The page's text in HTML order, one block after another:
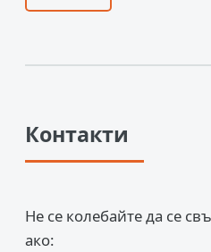
Контакти
Не се колебайте да се
ако: